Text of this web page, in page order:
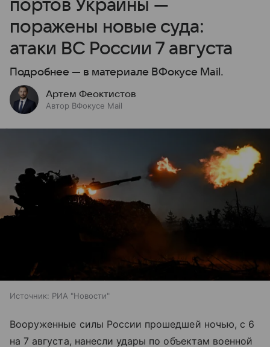
портов Украины —
поражены новые суда:
атаки ВС России 7 августа
Подробнее — в материале ВФокусе Mail.
Артем Феоктистов
Автор ВФокусе Mail
Источник: РИА "Новости"
Вооруженные силы России прошедшей ночью, с 6
на 7 августа, нанесли удары по объектам военной